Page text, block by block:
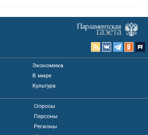
Экономика
В мире
Культура
Опросы
Персоны
Регионы